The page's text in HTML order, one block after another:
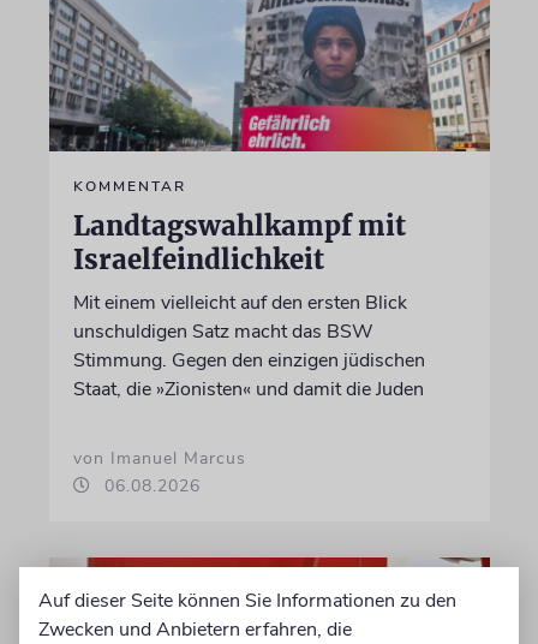
KOMMENTAR
Landtagswahlkampf mit
Israelfeindlichkeit
Mit einem vielleicht auf den ersten Blick
unschuldigen Satz macht das BSW
Stimmung. Gegen den einzigen jüdischen
Staat, die »Zionisten« und damit die Juden
von Imanuel Marcus
06.08.2026
Auf dieser Seite können Sie Informationen zu den
Zwecken und Anbietern erfahren, die